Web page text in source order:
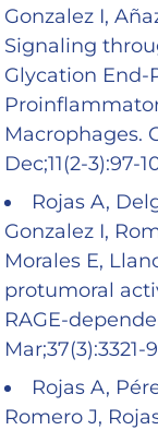
Gonzalez I,
Signaling
Glycation End-
Macrophages.
Dec;11(2-3):97-
Rojas A,
Gonzalez I,
Morales E,
protumoral
RAGE-
Mar;37(3):3321-
Rojas A,
Romero J,